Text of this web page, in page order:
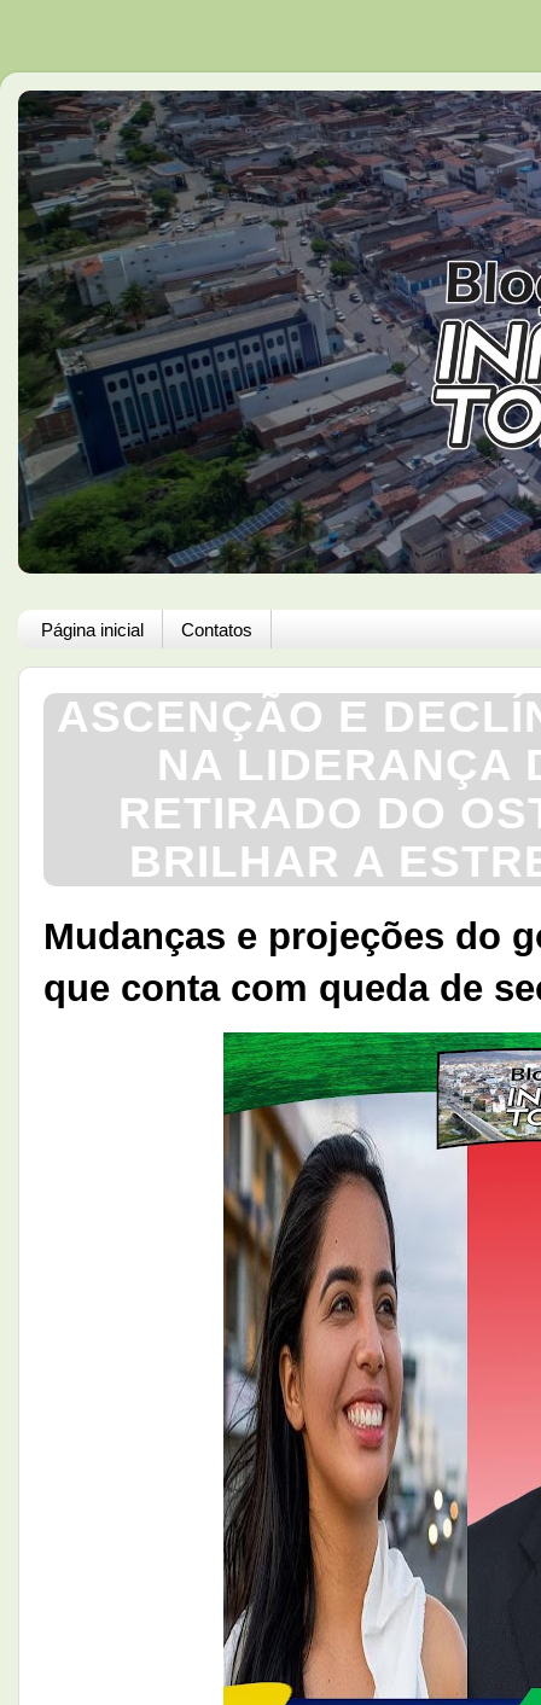
Página inicial Contatos
ASCENÇÃO E
NA LIDERANÇA
RETIRADO DO
BRILHAR A
Mudanças e projeções do
que conta com queda de